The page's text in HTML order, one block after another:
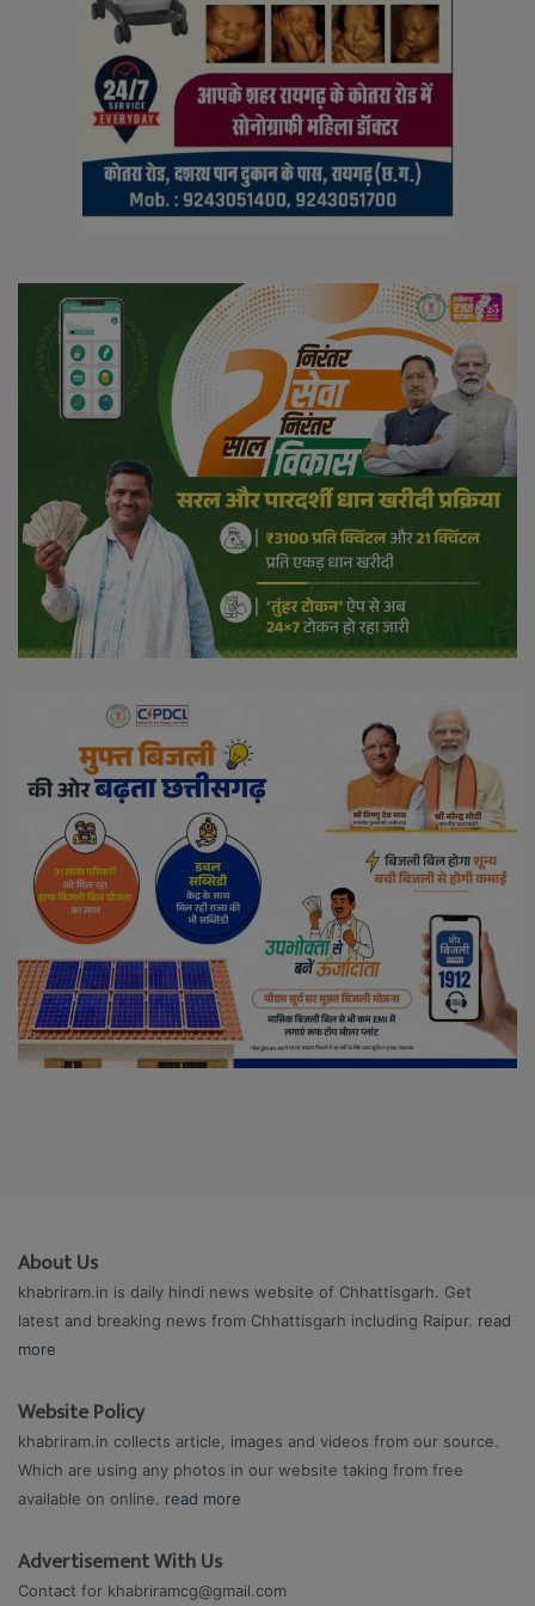
About Us
khabriram.in is daily hindi news website of Chhattisgarh. Get
latest and breaking news from Chhattisgarh including Raipur. read
more
Website Policy
khabriram.in collects article, images and videos from our source.
Which are using any photos in our website taking from free
available on online. read more
Advertisement With Us
Contact for khabriramcg@gmail.com